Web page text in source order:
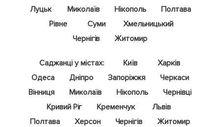
Луцьк
Миколаїв Нікополь
Полтава
Рівне
Суми
Хмельницький
Чернігів
Житомир
Саджанці у містах: Київ
Харків
Одеса
Дніпро Запоріжжя
Черкаси
Вінниця
Миколаїв Нікополь
Чернівці
Кривий Ріг
Кременчук
Львів
Полтава
Херсон Чернігів Житомир